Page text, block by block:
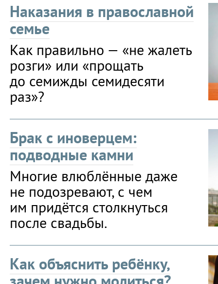
Наказания в православной
семье
Как правильно — «не жалеть
розги» или «прощать
до семижды семидесяти
раз»?
Брак с иноверцем:
подводные камни
Многие влюблённые даже
не подозревают, с чем
им придётся столкнуться
после свадьбы.
Как объяснить ребёнку,